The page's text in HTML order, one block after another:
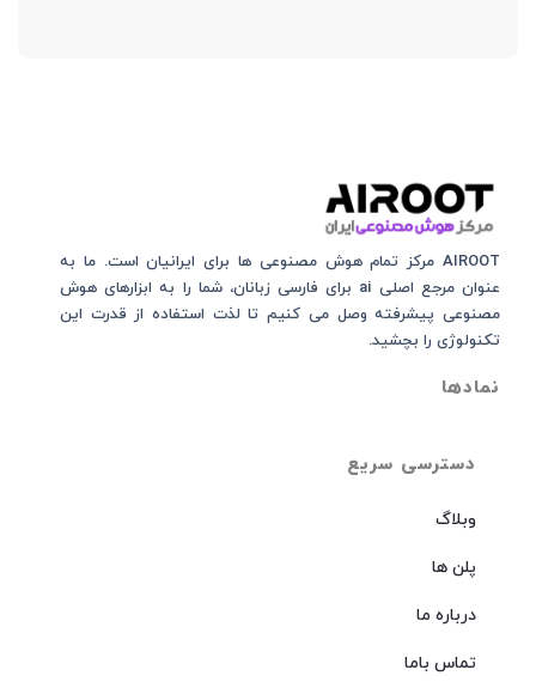
دسترسی سریع
وبلاگ
پلن ها
درباره ما
تماس باما
AIROOT مرکز تمام هوش مصنوعی‌‌‌ ها برای ایرانیان است. ما به
عنوان مرجع اصلی ai برای فارسی زبانان، شما را به ابزارهای هوش
مصنوعی پیشرفته وصل می کنیم تا لذت استفاده از قدرت این
تکنولوژی را بچشید.
نمادها